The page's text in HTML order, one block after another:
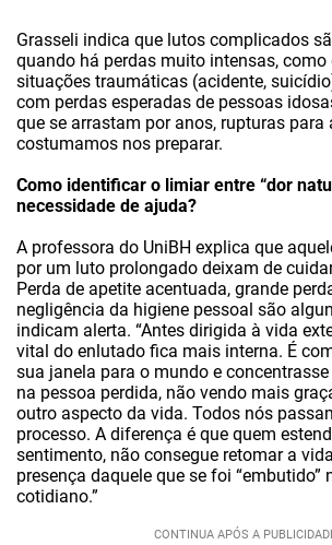
Grasseli indica que lutos complicados
quando há perdas muito intensas,
situações traumáticas (acidente,
com perdas esperadas de pessoas
que se arrastam por anos, rupturas para
costumamos nos preparar.
Como identificar o limiar entre “dor
necessidade de ajuda?
A professora do UniBH explica que
por um luto prolongado deixam de
Perda de apetite acentuada, grande
negligência da higiene pessoal são
indicam alerta. “Antes dirigida à vida
vital do enlutado fica mais interna. É
sua janela para o mundo e
na pessoa perdida, não vendo mais
outro aspecto da vida. Todos nós
processo. A diferença é que quem
sentimento, não consegue retomar a
presença daquele que se foi “embutido”
cotidiano.”